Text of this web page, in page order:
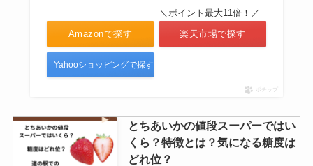
Amazonで探す
＼ポイント最大11倍！／
楽天市場で探す
Yahooショッピングで探す
ポチップ
とちあいかの値段スーパーではい
くら？特徴とは？気になる糖度は
どれ位？